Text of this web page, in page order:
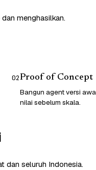
menghasilkan.
02Proof of Concept
Bangun agent versi
nilai sebelum skala.
dan seluruh Indonesia.